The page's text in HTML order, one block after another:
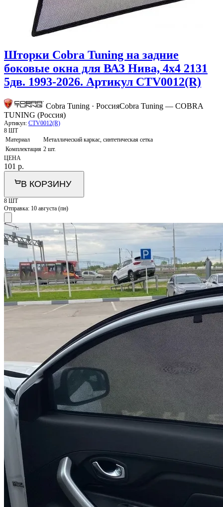
Шторки Cobra Tuning на задние
боковые окна для ВАЗ Нива, 4х4 2131
5дв. 1993-2026. Артикул CTV0012(R)
Cobra Tuning · РоссияCobra Tuning — COBRA
TUNING (Россия)
Артикул: CTV0012(R)
8 ШТ
Материал
Металлический каркас, синтетическая сетка
Комплектация 2 шт.
ЦЕНА
101 р.
В КОРЗИНУ
8 ШТ
Отправка: 10 августа (пн)